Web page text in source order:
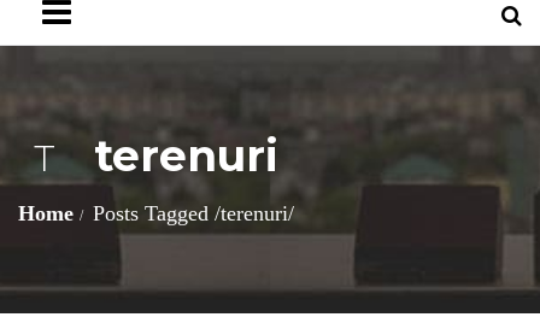
T terenuri
Home Posts Tagged /terenuri/